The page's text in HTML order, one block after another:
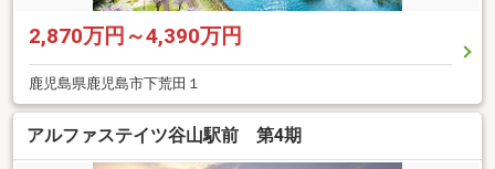
2,870万円～4,390万円
鹿児島県鹿児島市下荒田１
アルファステイツ谷山駅前 第4期